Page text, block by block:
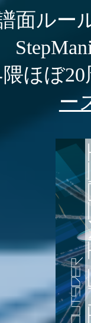
面ルー
ほぼ
ー